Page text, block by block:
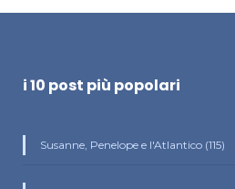
i 10 post più popolari
Susanne, Penelope e l'Atlantico (115)